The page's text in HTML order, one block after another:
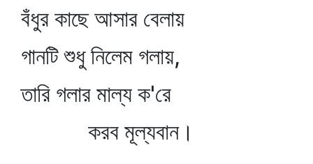
বঁধুর কাছে আসার বেলায়
গানটি শুধু নিলেম গলায়,
তারি গলার মাল্য ক'রে
করব মূল্যবান।